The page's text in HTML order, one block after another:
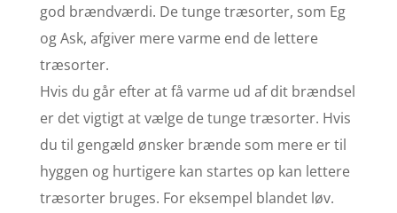
god brændværdi. De tunge træsorter, som Eg
og Ask, afgiver mere varme end de lettere
træsorter.
Hvis du går efter at få varme ud af dit brændsel
er det vigtigt at vælge de tunge træsorter. Hvis
du til gengæld ønsker brænde som mere er til
hyggen og hurtigere kan startes op kan lettere
træsorter bruges. For eksempel blandet løv.